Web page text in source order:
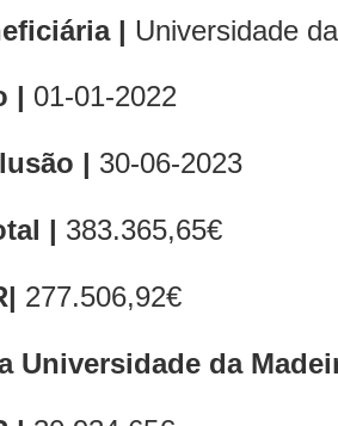
| Universidade
| 01-01-2022
| 30-06-2023
| 383.365,65€
277.506,92€
Universidade da